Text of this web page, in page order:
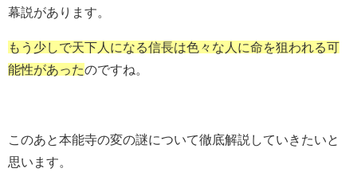
幕説があります。
もう少しで天下人になる信長は色々な人に命を狙われる可
能性があったのですね。
このあと本能寺の変の謎について徹底解説していきたいと
思います。